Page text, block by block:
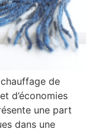
de
d’économies
une part
dans une